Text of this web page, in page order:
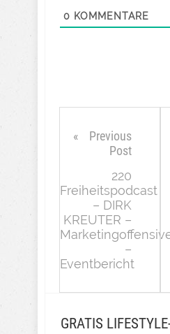
0 KOMMENTARE
Previous
Post
220
Freiheitspodcast
– DIRK
KREUTER –
–
Eventbericht
GRATIS